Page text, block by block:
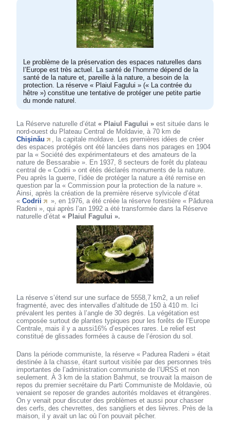
Le problème de la préservation des espaces naturelles dans
l’Europe est très actuel. La santé de l’homme dépend de la
santé de la nature et, pareille à la nature, a besoin de la
protection. La réserve « Plaiul Fagului » (« La contrée du
hêtre ») constitue une tentative de protéger une petite partie
du monde naturel.
La Réserve naturelle d’état« Plaiul Fagului » est située dans le
nord-ouest du Plateau Central de Moldavie, à 70 km de
Chişinău
, la capitale moldave. Les premières idées de créer
des espaces protégés ont été lancées dans nos parages en 1904
par la « Société des expérimentateurs et des amateurs de la
nature de Bessarabie ». En 1937, 8 secteurs de forêt du plateau
central de « Codrii » ont étés déclarés monuments de la nature.
Peu après la guerre, l’idée de protéger la nature a été remise en
question par la « Commission pour la protection de la nature ».
Ainsi, après la création de la première réserve sylvicole d’état
«Codrii
», en 1976, a été créée la réserve forestière « Pǎdurea
Radeni », qui après l’an 1992 a été transformée dans la Réserve
naturelle d’état« Plaiul Fagului ».
La réserve s’étend sur une surface de 5558,7 km2, a un relief
fragmenté, avec des intervalles d’altitude de 150 à 410 m. Ici
prévalent les pentes à l’angle de 30 degrés. La végétation est
composée surtout de plantes typiques pour les forêts de l’Europe
Centrale, mais il y a aussi16% d’espèces rares. Le relief est
constitué de glissades formées à cause de l’érosion du sol.
Dans la période communiste, la réserve « Padurea Radeni » était
destinée à la chasse, étant surtout visitée par des personnes très
importantes de l’administration communiste de l’URSS et non
seulement. À 3 km de la station Bahmut, se trouvait la maison de
repos du premier secrétaire du Parti Communiste de Moldavie, où
venaient se reposer de grandes autorités moldaves et étrangères.
On y venait pour discuter des problèmes et aussi pour chasser
des cerfs, des chevrettes, des sangliers et des lièvres. Près de la
maison, il y avait un lac où l’on pouvait pêcher.